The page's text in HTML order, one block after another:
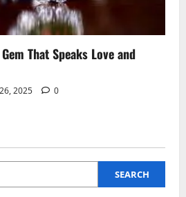
That Speaks Love and
2025 0
SEARCH